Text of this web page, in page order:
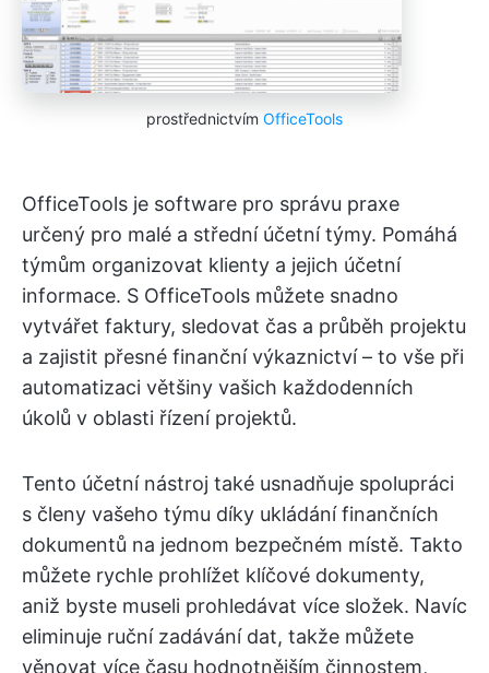
prostřednictvím OfficeTools
OfficeTools je software pro správu praxe
určený pro malé a střední účetní týmy. Pomáhá
týmům organizovat klienty a jejich účetní
informace. S OfficeTools můžete snadno
vytvářet faktury, sledovat čas a průběh projektu
a zajistit přesné finanční výkaznictví – to vše při
automatizaci většiny vašich každodenních
úkolů v oblasti řízení projektů.
Tento účetní nástroj také usnadňuje spolupráci
s členy vašeho týmu díky ukládání finančních
dokumentů na jednom bezpečném místě. Takto
můžete rychle prohlížet klíčové dokumenty,
aniž byste museli prohledávat více složek. Navíc
eliminuje ruční zadávání dat, takže můžete
věnovat více času hodnotnějším činnostem,